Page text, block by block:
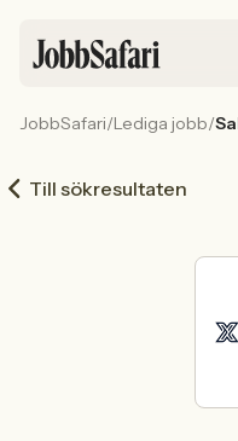
Arbetsliv och karriär
För arbetsgivare
Sök med AI
JobbSafari/Lediga jobb/
Till sökresultaten